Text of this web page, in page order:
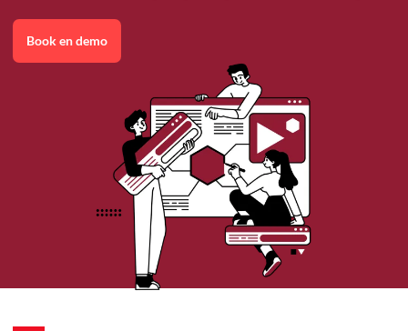
Book en demo